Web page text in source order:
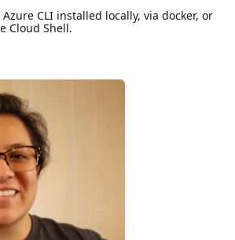
CLI installed locally, via docker, or
Cloud Shell.